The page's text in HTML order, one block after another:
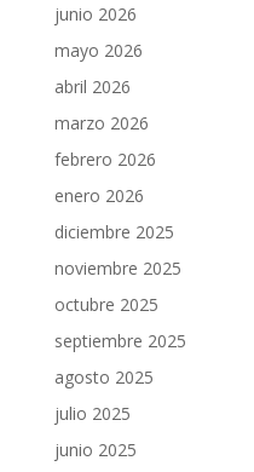
junio 2026
mayo 2026
abril 2026
marzo 2026
febrero 2026
enero 2026
diciembre 2025
noviembre 2025
octubre 2025
septiembre 2025
agosto 2025
julio 2025
junio 2025